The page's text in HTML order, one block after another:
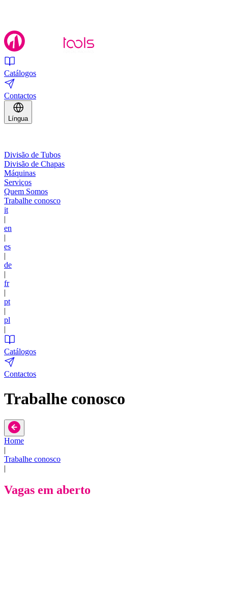
Catálogos
Contactos
Língua
Divisão de Tubos
Divisão de Chapas
Máquinas
Serviços
Quem Somos
Trabalhe conosco
it
|
en
|
es
|
de
|
fr
|
pt
|
pl
|
Catálogos
Contactos
Trabalhe conosco
Home
|
Trabalhe conosco
|
Vagas em aberto